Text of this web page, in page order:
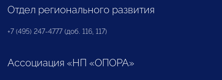
Отдел регионального развития
+7 (495) 247-4777 (доб. 116, 117)
Ассоциация «НП «ОПОРА»